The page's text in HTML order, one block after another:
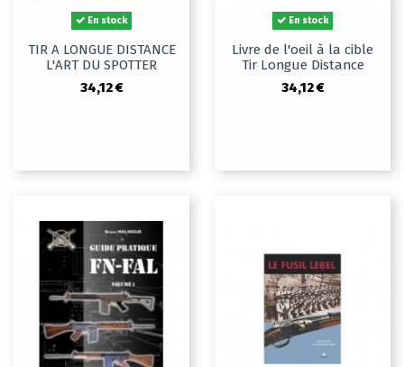
En stock
TIR A LONGUE DISTANCE
L'ART DU SPOTTER
34,12 €
En stock
Livre de l'oeil à la cible
Tir Longue Distance
34,12 €